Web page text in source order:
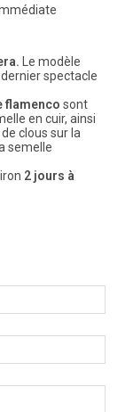
Le modèle
spectacle
flamenco sont
en cuir, ainsi
clous sur la
semelle
2 jours à